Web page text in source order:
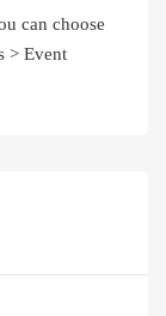
can choose
> Event